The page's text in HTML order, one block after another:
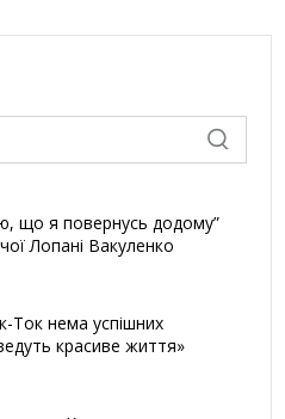
що я повернусь додому”
Лопані Вакуленко
Ток нема успішних
красиве життя»